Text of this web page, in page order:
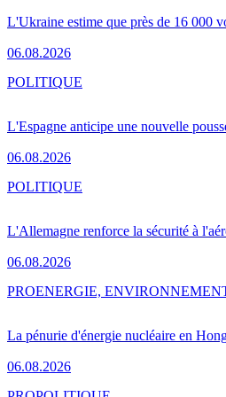
L'Ukraine estime que près de 16 000
06.08.2026
L'Espagne anticipe une nouvelle
06.08.2026
POLITIQUE
L'Allemagne renforce la sécurité à
06.08.2026
POLITIQUE
La pénurie d'énergie nucléaire en
06.08.2026
PROENERGIE,